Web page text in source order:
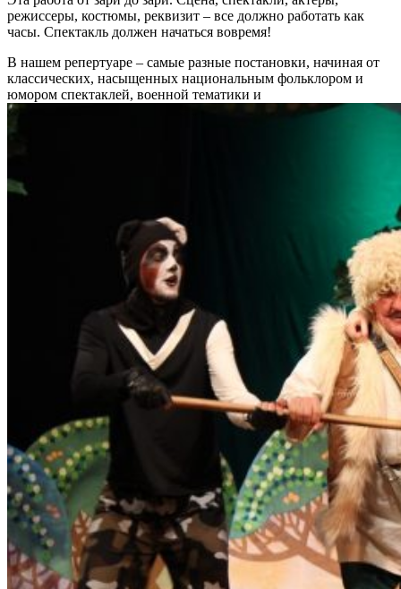
режиссеры, костюмы, реквизит – все должно работать как
часы. Спектакль должен начаться вовремя!
В нашем репертуаре – самые разные постановки, начиная от
классических, насыщенных национальным фольклором и
юмором спектаклей, военной тематики и